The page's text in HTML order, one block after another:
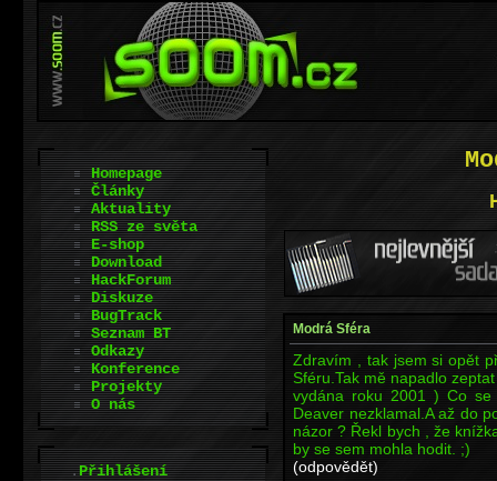
Modrá Sféra
Zdravím , tak jsem si opět
Sféru.Tak mě napadlo
vydána roku 2001 ) Co
Deaver nezklamal.A až do
názor ? Řekl bych , že
by se sem mohla hodit. ;)
(odpovědět)
Homepage
Články
Aktuality
RSS ze světa
E-shop
Download
HackForum
Diskuze
BugTrack
Seznam BT
Odkazy
Konference
Projekty
O nás
.Přihlášení